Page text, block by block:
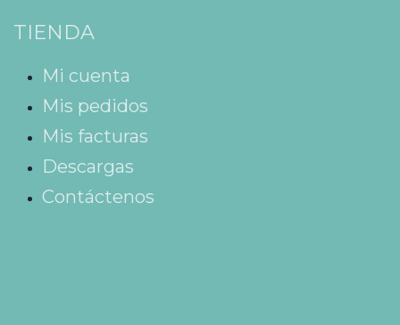
TIENDA
Mi cuenta
Mis pedidos
Mis facturas
Descargas
Contáctenos